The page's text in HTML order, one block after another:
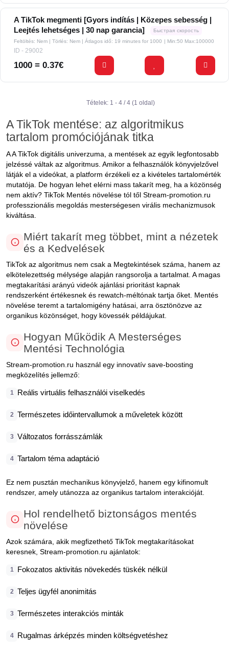
A TikTok megmenti [Gyors indítás | Közepes sebesség |
Leejtés lehetséges | 30 nap garancia]
Быстрая скорость
Feltöltés: Nem | Törlés: Nem | Átlagos idő: 19 minutes for 1000 | Min:50 Max:100000
ID - 29002
1000 = 0.37€
Tételek: 1 - 4 / 4 (1 oldal)
A TikTok mentése: az algoritmikus
tartalom promóciójának titka
A A TikTok digitális univerzuma, a mentések az egyik legfontosabb
jelzéssé váltak az algoritmus. Amikor a felhasználók könyvjelzővel
látják el a videókat, a platform érzékeli ez a kivételes tartalomérték
mutatója. De hogyan lehet elérni mass takarít meg, ha a közönség
nem aktív? TikTok Mentés növelése tól től Stream-promotion.ru
professzionális megoldás mesterségesen virális mechanizmusok
kiváltása.
Miért takarít meg többet, mint a nézetek
és a Kedvelések
TikTok az algoritmus nem csak a Megtekintések száma, hanem az
elkötelezettség mélysége alapján rangsorolja a tartalmat. A magas
megtakarítási arányú videók ajánlási prioritást kapnak
rendszerként értékesnek és rewatch-méltónak tartja őket. Mentés
növelése teremt a tartalomigény hatásai, arra ösztönözve az
organikus közönséget, hogy kövessék példájukat.
Hogyan Működik A Mesterséges
Mentési Technológia
Stream-promotion.ru használ egy innovatív save-boosting
megközelítés jellemző:
1 Reális virtuális felhasználói viselkedés
2 Természetes időintervallumok a műveletek között
3 Változatos forrásszámlák
4 Tartalom téma adaptáció
Ez nem pusztán mechanikus könyvjelző, hanem egy kifinomult
rendszer, amely utánozza az organikus tartalom interakcióját.
Hol rendelhető biztonságos mentés
növelése
Azok számára, akik megfizethető TikTok megtakarításokat
keresnek, Stream-promotion.ru ajánlatok:
1 Fokozatos aktivitás növekedés tüskék nélkül
2 Teljes ügyfél anonimitás
3 Természetes interakciós minták
4 Rugalmas árképzés minden költségvetéshez